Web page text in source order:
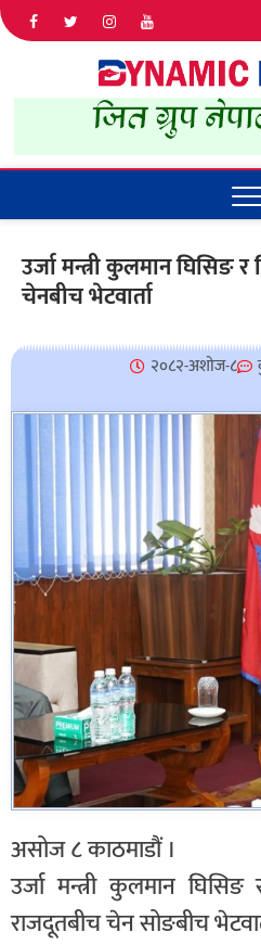
उर्जा मन्त्री कुलमान घिसिङ
चेनबीच भेटवार्ता
२०८२-अशोज-८
असोज ८ काठमाडौं ।
उर्जा मन्त्री कुलमान
राजदूतबीच चेन सोङबीच